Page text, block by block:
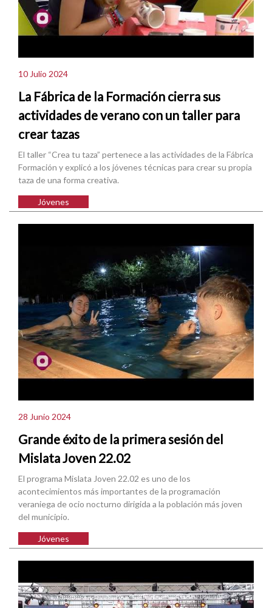
10 Julio 2024
La Fábrica de la Formación cierra sus
actividades de verano con un taller para
crear tazas
El taller “Crea tu taza” pertenece a las actividades de la Fábrica
Formación y explicó a los jóvenes técnicas para crear su propia
taza de una forma creativa.
Jóvenes
28 Junio 2024
Grande éxito de la primera sesión del
Mislata Joven 22.02
El programa Mislata Joven 22.02 es uno de los
acontecimientos más importantes de la programación
veraniega de ocio nocturno dirigida a la población más joven
del municipio.
Jóvenes